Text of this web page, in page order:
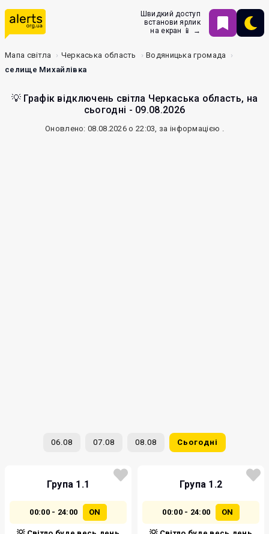
Швидкий доступ
встанови ярлик
на екран 📱 →
Мапа світла Черкаська область
Водяницька громада
селище Михайлівка
💡 Графік відключень світла Черкаська область, на
сьогодні - 09.08.2026
Оновлено: 08.08.2026 о 22:03, за інформацією .
06.08 07.08 08.08 Сьогодні
Група 1.1
00:00 - 24:00 ON
Група 1.2
00:00 - 24:00 ON